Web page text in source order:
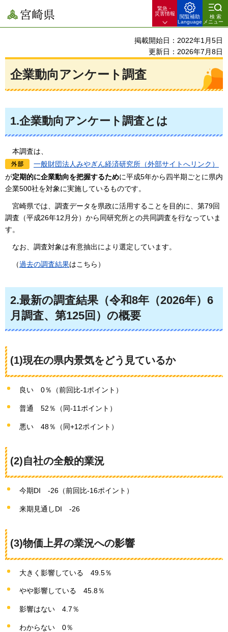
宮崎県
緊急・
災害情報
閲覧補助
Language
検索
メニュー
掲載開始日：2022年1月5日
更新日：2026年7月8日
企業動向アンケート調査
1.企業動向アンケート調査とは
本調査は、
一般財団法人みやぎん経済研究所（外部サイトへリンク）
が定期的に企業動向を把握するために平成5年から四半期ごとに県内
企業500社を対象に実施しているものです。
宮崎県では、調査データを県政に活用することを目的に、第79回
調査（平成26年12月分）から同研究所との共同調査を行なっていま
す。
なお、調査対象は有意抽出により選定しています。
（過去の調査結果はこちら）
2.最新の調査結果（令和8年（2026年）6
月調査、第125回）の概要
(1)現在の県内景気をどう見ているか
良い 0％（前回比-1ポイント）
普通 52％（同-11ポイント）
悪い 48％（同+12ポイント）
(2)自社の全般的業況
今期DI -26（前回比-16ポイント）
来期見通しDI -26
(3)物価上昇の業況への影響
大きく影響している 49.5％
やや影響している 45.8％
影響はない 4.7％
わからない 0％